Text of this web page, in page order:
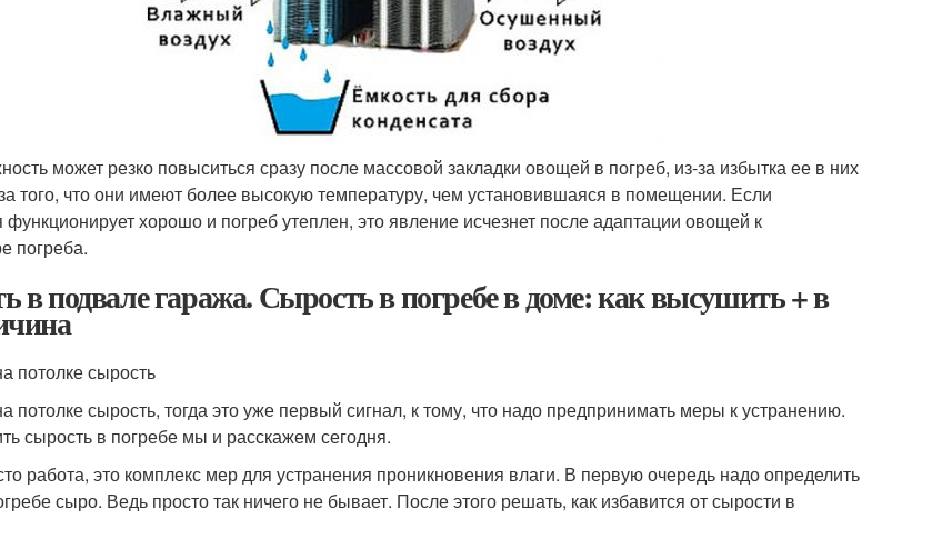
может резко повыситься сразу после массовой закладки овощей в погреб, из-за избытка ее в них
того, что они имеют более высокую температуру, чем установившаяся в помещении. Если
функционирует хорошо и погреб утеплен, это явление исчезнет после адаптации овощей к
погреба.
в подвале гаража. Сырость в погребе в доме: как высушить + в
потолке сырость
потолке сырость, тогда это уже первый сигнал, к тому, что надо предпринимать меры к устранению.
сырость в погребе мы и расскажем сегодня.
работа, это комплекс мер для устранения проникновения влаги. В первую очередь надо определить
сыро. Ведь просто так ничего не бывает. После этого решать, как избавится от сырости в